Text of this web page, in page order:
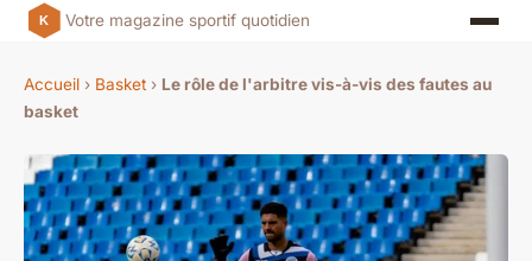
Votre magazine sportif quotidien
Accueil › Basket › Le rôle de l'arbitre vis-à-vis des fautes au
basket